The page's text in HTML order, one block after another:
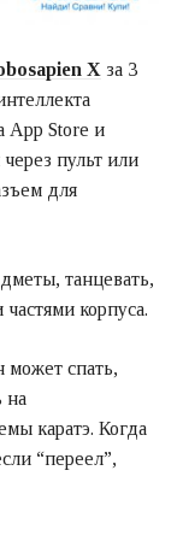
X за 3
App Store и
пульт или
для
танцевать,
корпуса.
может спать,
на
каратэ. Когда
“переел”,